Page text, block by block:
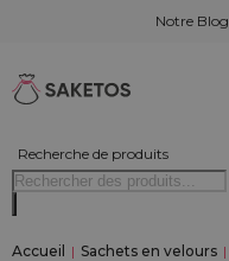
Notre Blog
Recherche de produits
Accueil | Sachets en velours |